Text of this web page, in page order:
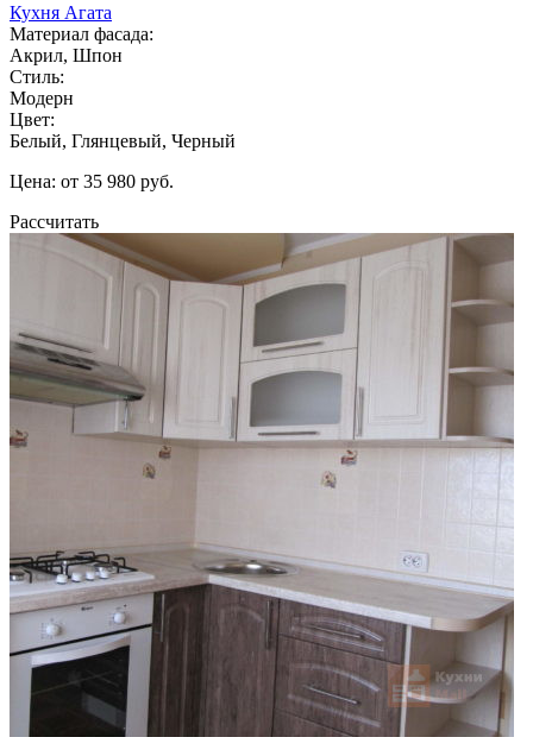
Кухня Агата
Материал фасада:
Акрил, Шпон
Стиль:
Модерн
Цвет:
Белый, Глянцевый, Черный
Цена: от 35 980 руб.
Рассчитать